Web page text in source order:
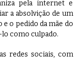
pela internet e
a absolvição de um
o pedido da mãe do
lo como culpado.
redes sociais, com